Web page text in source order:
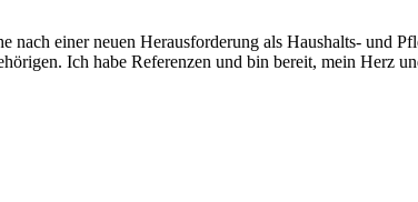
einer neuen Herausforderung als Haushalts- und
Ich habe Referenzen und bin bereit, mein Herz